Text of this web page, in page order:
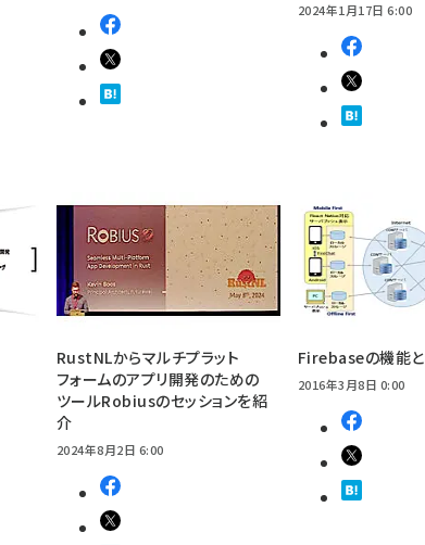
2024年1月17日 6:00
RustNLからマルチプラット
フォームのアプリ開発のための
ツールRobiusのセッションを紹
介
2024年8月2日 6:00
Firebaseの機能
2016年3月8日 0:00